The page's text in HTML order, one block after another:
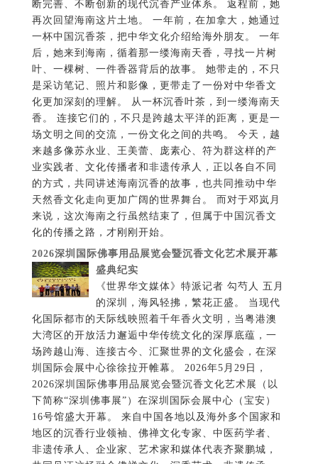
叶、一棵树、一件香器背后的故事。 她带走的，不只
是采访笔记、照片和影像，更带走了一份对中华香文
化更加深刻的理解。 从一杯沉香叶茶，到一缕海南天
香。 连接它们的，不只是跨越太平洋的距离，更是一
场文明之间的交流，一份文化之间的共鸣。 今天，越
来越多像苏永业、王美蕾、庞素心、符为群这样的产
业实践者、文化传播者和非遗传承人，正以各自不同
的方式，共同讲述海南沉香的故事，也共同推动中华
天然香文化走向更加广阔的世界舞台。 而对于邓岚月
来说，这次海南之行虽然结束了，但属于中国沉香文
化的传播之路，才刚刚开始。
2026深圳国际佛事用品展览会暨沉香文化艺术展开幕
盛典纪实
《世界华文媒体》特派记者 勾芍人 五月的深圳，海风轻拂，繁花正盛。 当现代化国际都市的天际线映照着千年香火文明，当粤港澳大湾区的开放活力邂逅中华传统文化的深厚底蕴，一场跨越山海、连接古今、汇聚世界的文化盛会，在深圳国际会展中心徐徐拉开帷幕。 2026年5月29日，2026深圳国际佛事用品展览会暨沉香文化艺术展（以下简称“深圳佛事展”）在深圳国际会展中心（宝安）16号馆盛大开幕。 来自中国各地以及海外多个国家和地区的沉香行业领袖、佛禅文化专家、中医药学者、非遗传承人、企业家、艺术家和媒体代表齐聚鹏城，共同见证这场融合佛禅文化、沉香艺术、非遗传承、大健康产业与国际文化交流的盛会启幕。 这不仅是一场展览。更是一场关于文化、艺术、产业与精神世界的深度对话。 群贤毕至 共赴香约 早在开幕前一天，深圳便已沉浸在浓厚的文化氛围之中。 5月28日晚，大会欢迎晚宴隆重举行。来自全国各地的沉香协会负责人、行业专家、企业代表和特邀嘉宾齐聚一堂，在温馨而热烈的氛围中，共话行业发展、共叙文化传承。 深圳佛事展组委会执行主任、广东清朗文化传播有限公司董事长叶伟雄首先致欢迎辞。他表示，深圳国际佛事用品展览会暨沉香文化艺术展的举办，不仅是行业资源的一次大集结，更是推动中华优秀传统文化创造性转化、创新性发展的重要实践。作为粤港澳大湾区的重要文化交流平台，希望通过展会进一步促进佛禅文化、沉香文化以及相关产业之间的深度融合，让传统文化在新时代焕发新的生机与活力。 随后，茂名市电白区沉香协会会长汪科元发表讲话。作为中国著名沉香产区代表人物之一，汪科元长期致力于沉香产业发展与沉香文化推广。他表示，沉香不仅是一种珍贵的天然资源，更承载着中华民族数千年的文化记忆和精神价值。希望通过本次展会，让更多人了解沉香、认识沉香、爱上沉香，共同推动中国沉香产业高质量发展。 深圳市沉香行业协会会长苏六河在发言中表示，深圳作为改革开放前沿城市和粤港澳大湾区核心引擎，拥有广阔的国际交流平台与市场资源，希望借助深圳佛事展这一窗口，加强全国沉香行业之间的合作交流，推动中国沉香文化走向世界。 小冈香业联合会会长戴瑜表示，小冈香业拥有深厚的制香历史和产业基础，希望通过行业协同发展，共同推动中国香文化和沉香产业迈向更加广阔的国际市场。 东莞市沉香协会荣誉会长尹丰田在讲话中回顾了莞香文化的发展历史，并对中国沉香产业未来发展充满信心。 福建省工艺美术大师闵荣华则从传统工艺美术的角度，分享了文化传承与工艺创新的重要意义。 广州市沉香协会会长周天明在发言中表示，沉香文化不仅是传统文化的重要组成部分，也是中华文明的重要载体。未来，希望与全国同行一道，共同推动沉香文化传播、行业标准建设以及专业人才培养工作。 首届深圳国际佛事用品展览会暨沉香文化艺术展的举办恰逢其时。在中国持续推动文化自信建设、健康中国战略以及国际文化交流不断深化的背景下，沉香文化、佛禅文化以及东方生活美学正迎来新的发展机遇。 大家共同举杯，祝愿大会圆满成功。 这一夜，香韵流转，宾朋满座。这一夜，来自五湖四海的行业同仁因为共同的文化情怀相聚深圳。这一夜，也为第二天即将开启的文化盛宴写下了精彩序章。 禅风沐湾区 香韵润鹏城 5月29日上午。深圳国际会展中心（宝安）16号馆内外人流如织。伴随着庄重而祥和的开幕仪式，2026深圳国际佛事用品展览会暨沉香文化艺术展正式拉开帷幕。来自相关行业协会、企业机构以及国内外媒体的嘉宾共同出席开幕式。现场花团锦簇，香韵萦绕。来自世界各地的参展商与观众穿梭于展馆之间，感受东方文化与现代会展经济交汇所产生的独特魅力。 本届展会由广东省佛教工艺用品行业协会主办，广东清朗文化传播有限公司、香港讯通展览公司承办。世界沉香协会、世界沉香产业联合会协办；茂名市电白区沉香协会、深圳市沉香行业协会、东莞市沉香协会、广州市沉香协会、小冈香业联合会等行业机构联合协办。海外媒体支持单位为世界华文大众传播媒体协会。 展会从5月29日持续至6月1日，为期四天。 作为粤港澳大湾区规模较大的佛禅文化与沉香产业盛会之一，本届展会立足深圳国际化区位优势，汇聚全产业链资源、非遗文化精品以及行业顶尖力量，打造集文化传承、商贸合作、艺术交流与生活美学体验于一体的综合平台。 六大主题展区绽放东方之美 步入展馆，首先映入眼帘的是琳琅满目的佛事用品、沉香精品以及各种充满东方美学气息的文化艺术展品。 本届展会重点围绕佛事用品与沉香艺术两大核心板块，打造六大主题展区。 展品涵盖：佛像佛具、沉香香品、禅茶文创、素食康养、非遗工艺、香道文化。既展现传统工艺的深厚底蕴，也体现现代设计与创新理念。 汇聚来自中国及海外多个国家和地区的参展机构和行业代表。 展馆之内，沉香芬芳弥漫。一件件匠心独运的艺术精品静静陈列。观众在这里不仅能够欣赏工艺之美，更能够感受到中华传统文化所蕴含的精神力量与美学智慧。而最引人注目的国际展区，也正在吸引越来越多观众驻足。 世界佛国相约深圳 国际展团精彩亮相 如果说深圳是一座面向世界的城市，那么本届深圳佛事展，则让世界佛禅文化在这里实现了一次精彩相聚。 随着展馆大门开启，来自不同国家和地区的文化展团纷纷亮相，为观众呈现出一幅跨越国界、跨越民族、跨越文明的东方文化交流长卷。 来自喜马拉雅山脉南麓的尼泊尔展团率先亮相。作为世界著名的“寺庙之国”，尼泊尔拥有悠久而深厚的佛教文化传统。此次参展，尼泊尔展团携当地特色佛教文创产品、手工艺术珍品以及传统工艺作品来到深圳。精美的手工艺品、充满宗教艺术特色的文化藏品以及浓郁的喜马拉雅风情，向观众展示了尼泊尔悠久的佛教文化传统和独特的人文魅力。 展馆内，一件件蕴含宗教艺术特色与民族文化风情的展品吸引众多观众驻足欣赏。通过这些精美作品，人们得以近距离感受喜马拉雅文明所孕育的宁静、祥和与包容精神，也为本届展会增添了浓厚的国际文化交流氛围。 继尼泊尔展团精彩亮相之后，本届展会另一项备受关注的国际文化交流内容，便是以不丹文化馆及不丹皇室文化收藏展品为特色的不丹文化展团亮相深圳佛事展。 不丹文化展团首次亮相中国内地佛事展 来自喜马拉雅山脉深处的幸福国度，以丰富多元的文化展示和独具特色的人文理念，为观众打开了一扇了解不丹历史、艺术与精神世界的窗口。 步入不丹展区，浓郁的喜马拉雅文化气息扑面而来。庄严的唐卡、精美的佛教艺术珍品、神秘的坛城艺术以及传统手工艺作品，共同构成了一幅独具特色的不丹文化画卷。 不丹皇室博物馆专场亮相深圳佛事展 本次展览特别设立“不丹皇室博物馆专场”，多件珍藏级文化艺术展品首次来到深圳展出。其中包括不丹博物馆水晶坛城、不丹皇室唐卡珍藏、喜马拉雅文化艺术精品以及传统宗教艺术收藏品。 这些展品不仅具有独特的艺术价值，也承载着不丹深厚的历史文化底蕴和喜马拉雅文明的精神传统。通过展览展示，观众得以近距离了解不丹丰富的人文历史与喜马拉雅文明的独特魅力。 作为本届深圳佛事展国际文化交流板块的重要组成部分，不丹展团通过文化展示、艺术交流与公益分享等多种形式，向观众展现了喜马拉雅文明独特的人文魅力与精神内涵。 除了珍贵的文化艺术展品之外，不丹展团带来的大型文化艺术展示项目同样成为展会期间的重要亮点。 数千盏明灯点亮鹏城 展会期间，不丹文化馆与百尊艺博馆联合呈现大型文化艺术项目——药师灯供坛城。 随着一盏盏明灯依次点亮，数千盏灯火渐次汇聚成璀璨光海，为展区营造出庄严而祥和的文化氛围。灯光映照之下，整个坛城仿佛化作一片光明世界，为现场增添了浓厚的文化艺术气息。 据介绍，“药师灯供坛城”的设计灵感源于药师佛十二大愿，通过灯光艺术与传统文化相结合的方式，表达对健康、平安、幸福与智慧的美好祝愿。 作为不丹文化馆此次参展的重要展示内容之一，药师灯供坛城不仅展现了喜马拉雅文化艺术特色，也进一步促进了中不两国民间文化交流与相互了解。 佛事展组委会主任叶伟雄（左二）访问不丹文化馆。 幸福国度分享幸福理念 展会期间，不丹皇太后慈善基金会 (The Gyalyum Charitable Trust)支持的机构——丹中基金会（B & C Foundation）代表团来到深圳。不丹皇太后慈善基金会支持机构——丹中基金会理事长、不丹皇太子基金会国际大使黄麟乔（Svara Devi）参与了多项文化交流活动，并在幸福文化分享会上介绍了不丹独具特色的发展理念。 黄麟乔介绍，不丹文化馆于2015年在北京设立，是中国首家不丹文化馆。本次深圳佛事展，不丹文化馆携百尊水晶曼达拉坛城及多项文化艺术展品来到深圳，希望通过文化交流，让更多中国民众了解不丹独特的历史文化与“国民幸福总值（GNH）”理念。 长期以来，不丹以“国民幸福总值（GNH）”闻名于世。相比单纯追求经济增长，不丹更加重视人与自然、人与社会以及人与内心之间的平衡关系。在不丹的发展理念中，生态保护、文化传承、社会和谐与身心灵成长被视为幸福的重要组成部分。 黄麟乔表示，不丹长期坚持生态保护、身心灵教育和社会关怀并重的发展理念，希望通过文化交流，让更多人了解不丹对于幸福、教育、环境与社会责任的思考。她认为，不丹文化所倡导的自然、平衡与内心丰盈，与东方传统文化中“天人合一”“和谐共生”等价值理念具有相通之处。 她同时介绍，丹中基金会长期支持不丹皇太后慈善基金会开展的儿童快乐屋、奖学金计划、女性救助计划以及文化教育项目，希望通过公益与教育推动社会进步，并促进不同国家和地区之间的民间交流与相互了解。 谈及不丹教育时，黄麟乔表示，不丹教育不仅关注知识学习，更重视人格培养与身心灵成长。她特别提到由不丹皇太后慈善基金会推动的“儿童快乐屋”项目，希望为孤儿、单亲家庭儿童及需要帮助的人群提供温暖、正向的成长环境，通过教育、技能培训与人文关怀，帮助他们建立自信、获得希望，并将善意与正能量传递给社会。 她认为，未来教育的发展不仅需要知识与科技的进步，更需要关注人的内心世界、人格养成与精神成长。一个更加温暖、包容和充满关怀的教育体系，将有助于培养具有责任感、同理心和社会担当的新一代公民。 黄麟乔（左一）。 喜马拉雅冥想体验亮相深圳佛事展 除了文化展览之外，不丹展区还特别推出喜马拉雅冥想体验及幸福文化心法分享活动。 活动期间，专业导师带领参与者体验喜马拉雅传统冥想文化。伴随着舒缓的音乐与宁静的氛围，参与者通过静心练习感受内在平和，体验不丹文化中关于专注、自省与身心平衡的理念。 作为本次不丹文化馆展示内容的重要组成部分，喜马拉雅冥想体验与幸福文化分享活动，从文化、教育与精神成长等多个角度，向公众呈现了不丹社会独特的发展理念与人文价值观，也为本届深圳佛事展增添了具有国际特色的文化交流内容。 黄麟乔表示，希望通过此次参展，让更多中国民众了解不丹文化馆、多年来持续开展的中不民间文化交流项目，以及不丹在生态保护、幸福指数、身心灵教育等方面的实践经验，为促进两国人民之间的相互了解与友谊搭建更多交流桥梁。 从不丹皇室博物馆专场、水晶曼达拉坛城、药师灯供坛城，到幸福文化分享会与喜马拉雅冥想体验，不丹展团以丰富而多元的文化内容，向观众展示了喜马拉雅文明独特的精神世界，也为本届深圳佛事展增添了一抹来自“幸福国度”的宁静与智慧。 东方文明在深圳相遇 从尼泊尔到不丹，从喜马拉雅雪山到南海之滨，本届深圳佛事展不仅是一场行业展览，更是一场跨越国界与文明的文化盛会。 来自不同国家和地区的文化在这里相互欣赏、彼此借鉴；来自不同背景的人们因共同的文化情怀而相聚，共同书写文明交流互鉴的新篇章。 在这里，唐卡与水墨相映成趣，沉香与禅茶相伴生辉；来自喜马拉雅的智慧与东方香文化的传承交汇融合，共同展现出亚洲文明多元而包容的精神气质。 深圳，正以其开放包容的城市气质和国际化视野，为这种跨越山海的文化对话提供广阔舞台。 当世界佛国遇见中国湾区，当千年文明对话现代都市，当传统智慧拥抱时代创新，一幅连接历史与未来、中国与世界的文化画卷正在徐徐展开。 而属于东方文化的新篇章，也正在深圳这座充满活力与创造力的城市里悄然书写。 数字科技与东方禅意交融 《缘起性空》开启全新艺术表达 当传统文化遇见数字科技，当千年禅意融入现代光影艺术，一场跨越时空的文化表达正在深圳佛事展精彩呈现。 作为本届展会的重要创新内容之一，数字造像艺术家黄翊携沉浸式数字艺术作品《缘起性空》亮相展会，为观众带来融合东方哲学、数字科技与艺术美学的全新体验。 《缘起性空》以佛教哲学思想为创作灵感，通过数字影像、光影变化和空间艺术的综合呈现，将“缘起”“无常”“空性”等东方智慧转化为可感知、可体验的视觉艺术语言。 在光影流转之间，观众仿佛置身于一个充满东方哲思与未来科技交织的空间之中，感受传统文化在数字时代焕发出的崭新生命力。 本届展会通过数字艺术形式探索传统文化传播的新路径，也为佛禅文化、沉香文化与现代科技融合提供了新的思考方向。 茶香入禅 一席清茶品味东方智慧 香与茶，自古便是中国传统文化中的重要组成部分。本届深圳佛事展期间，多场禅修茶道活动同步举行，为观众带来一场充满东方雅韵的文化体验。在展馆内专门设置的茶文化体验区域，一席席茶席静静铺陈，茶香氤氲，琴音悠远。茶艺师以传统礼仪演绎中国茶文化精髓，通过温杯、投茶、冲泡、奉茶等环节，展现“禅茶一味”的文化内涵。来自各地的观众在品茗过程中感受茶文化所蕴含的宁静与从容。 一盏清茶之间，不仅传递着中国传统礼仪文化，也让人们在繁忙的都市生活中获得片刻宁静。 号印茶会亮相深圳 共品岁月茶香 展会期间，由东莞茶促会联合主办方策划举办的“号印茶会”成为文化活动的重要组成部分。活动以茶为媒，以禅为魂，通过展示中国传统茶文化与东方生活美学，为参会嘉宾和观众搭建交流平台。来自各地的茶文化爱好者、行业代表及企业负责人相聚一堂，共同感受中国茶文化的独特魅力。在茶香与沉香交织的氛围之中，人们不仅品味茶汤滋味，也体验东方文化所倡导的和谐、宁静与包容。茶与香，在这一刻成为连接传统与现代、连接文化与生活的重要纽带。 元亨花道绽放东方美学 除了茶文化展示之外，本届展会还呈现了丰富的禅艺文化展演活动。由徐国玺创立的元亨花道成为展会期间备受关注的文化项目之一。元亨花道融合《易经》哲学思想与东方禅意美学，通过花艺创作表达人与自然和谐共生的理念。花道作品以自然为师，以心为本，通过花材组合、空间布局和色彩搭配，展现东方文化中的平衡之美、自然之美与生命之美。 活动现场展示了多个花道艺术作品，同时也向观众介绍花道文化的发展历程与艺术理念。 一花一世界，一叶一菩提。花艺与禅意相互交融，为展会增添浓厚的人文气息。 书画、香道与非遗文化共绘东方画卷 在禅艺文化展演区域，多项传统文化项目同步亮相。禅意书画展区集中展示了多位艺术家的作品，通过书法与绘画展现中华传统文化中的精神世界与审美意境。笔墨之间，山水、禅境与自然相映成趣。观众在欣赏作品的同时，也能够感受到中国传统文化所强调的天人合一、和谐共生的哲学思想。 香道文化展示同样吸引众多参观者关注。香师现场展示传统香道礼仪，通过理香、焚香、品香等环节，介绍中国香文化的发展历史与精神内涵。沉香、檀香以及多种天然香材在展会现场呈现出丰富多彩的文化魅力。与此同时，中国非遗香云纱特色展区和西藏唐卡非遗特展也吸引了大量观众参观。香云纱作为国家级非物质文化遗产，以独特天然染整工艺和岭南文化特色闻名。西藏唐卡则通过矿物颜料绘制和精湛工艺，展现藏地文化艺术传统。这些非遗项目共同构成了本届展会丰富多彩的文化展示内容。 非遗沉香健康养生讲座与世界沉香会长圆桌论坛分别举行 5月29日开始，本届展会的重要活动之一——沉香健康养生讲座与世界沉香会长圆桌论坛分别举行。 这些系列讲座和圆桌论坛由茂名市电白区沉香协会会长、中医师汪科元总主持。来自沉香产业、中医药领域以及文化界的专家学者围绕沉香文化、产业发展与健康应用等议题展开交流。 汪科元。 广州中医药大学余瑾教授发表题为《从“器物供养”到“心能供养”，开启佛事产业深度价值时代》的主题演讲。 余瑾教授从中华传统文化视角出发，探讨佛事文化在新时代背景下的发展方向以及文化价值的深层延伸。 余瑾。 广东省自然医学研究会艺术治疗与心身康复专业委员会主任委员鲁新华教授发表《非遗沉香灸艺术疗愈师职业认证考取与沉香产业未来发展》专题演讲。 鲁新华教授结合大健康产业发展趋势，对沉香灸疗技术推广、人才培养及职业认证体系建设进行了深入分析。 鲁新华。 世界中医药学会联合会沉香产业分会副会长、中医学博士滕红丽发表《沉香中成药及临床应用研究》专题报告。滕红丽博士结合多年临床研究经验，介绍沉香在中医药领域的应用成果及未来发展方向。 聚焦产业未来 共话世界沉香发展新机遇 在文化展示与艺术交流之外，产业发展始终是本届深圳佛事展的重要主题。 5月29日，两场高规格行业圆桌论坛相继举行。来自中国及海外多个国家和地区的行业协会负责人、专家学者和企业代表齐聚一堂，共同探讨沉香产业未来发展方向。 作为论坛的重要组成部分，第一场会长圆桌会议以《世界沉香产业发展和标准化》为主题举行。论坛由小冈香业联合会会长戴瑜主持。围绕全球沉香产业发展趋势、国际市场合作、行业标准建设以及产业规范化发展等议题，与会嘉宾展开深入交流。 参加论坛的嘉宾包括： 广州市沉香协会会长周天明； 马来西亚国际沉香总工商会副会长孙国权； 福建省燃香类产业标准化技术委员会委员黄昱； 三亚国际头斗香大会执行主席张竑； 广西沉香协会会长韦志雄； 大南药供应链（广东）有限公司CEO魏振祥。 论坛现场，嘉宾们分别结合各自地区产业发展情况与行业实践经验，就沉香资源保护、产品质量管理、国际市场合作以及行业标准体系建设等问题进行了交流。随着全球天然香文化影响力不断扩大，沉香产业正在从传统原料贸易逐步向文化产业、大健康产业以及国际消费市场延伸。如何建立更加科学、规范、国际化的发展体系，成为行业共同关注的重要课题。 戴瑜在发言中介绍了世界沉香协会（World Agarwood Association，WAA）和世界沉香产业联合会（World Agarwood Industry Federation，WAIF）的最新发展情况。他表示，两个国际性行业组织已完成加拿大联邦注册，未来将以国际非营利行业组织形式，积极推动全球沉香产业交流合作，并与亚洲、中东、欧洲及北美等地区相关行业机构建立联系，希望逐步搭建具有国际代表性的全球沉香产业合作平台。 戴瑜同时介绍了《沉香世界》（AgarwoodWorld.com）中文电子商城和《世界沉香》（WorldAgarwood.com）英文电子商城的建设规划。他表示，两个平台未来将分别面向中国市场和国际市场，推动中国沉香品牌、天然香消费品以及中华香文化通过数字化平台走向更广阔的国际市场。 他强调，平台将为行业提供国际推广、市场拓展、资源对接以及跨境电子商务服务，帮助更多沉香企业融入全球市场体系。 戴瑜认为，未来全球沉香产业的发展方向不仅是原材料贸易，更将逐步向天然香消费品、国际品牌建设、电子商务、文化传播以及全球消费市场延伸。加强国际合作、推动行业标准建设、提升品牌影响力，将成为未来全球沉香产业发展的重要方向。 佛教文化用品与沉香艺术融合发展成为热点话题 随后举行的第二场会长圆桌会议以《佛教文化用品与沉香文化艺术品融合发展前景》为主题。 论坛由深圳市沉香行业协会会长苏六河主持。参加论坛的嘉宾包括： 东莞市沉香文化研究院院长刘建中 惠东县沉香协会会长周富友 小冈香业联合会会长戴瑜 贵州省传习沉香研究院院长况文猛 深圳市沉香文化研究会会长张展茂 马来西亚沉香养生协会总会长陈劲锭 与会嘉宾围绕佛教文化用品、沉香文化艺术品、大健康产业以及文旅产业融合发展等议题展开讨论。近年来，随着消费者对传统文化和东方生活方式关注度不断提升，沉香文化已逐渐从传统收藏领域延伸至香道体验、文化旅游、艺术创作、健康养生以及国际文化交流等多个领域。论坛认为，未来沉香产业的发展不仅需要优质产品支撑，更需要文化价值的深度挖掘与传播。当文化、艺术、科技和产业深度融合，沉香所承载的东方智慧将拥有更加广阔的发展空间。 专题讲座和论坛现场气氛庄重而务实。来自全国各地的协会负责人、企业代表和专家学者围绕沉香文化传承、产业创新和健康产业融合等议题展开交流。 讲座和论坛嘉宾合影。 周天明：三十年寻香问道 推动中国沉香文化传播 在本届展会上，广州市沉香协会会长周天明带来的沉香产品和沉香鉴别课程受到广泛关注。周天明也是本届深圳佛事展沉香文化展示与行业交流活动的重要参与者之一。 周天明（左二）。 作为中国沉香行业长期从事沉香鉴定、文化研究和人才培养工作的代表人物之一，周天明长期致力于沉香文化研究、行业标准建设和专业人才培养工作。2023年9月，周天明被中国传统文化促进会授予沉香鉴别、沉香文化及沉香有序产品研发领域高级专家称号。 他同时担任国家林业和草原局沉香产业国家创新联盟常务理事单位成员，并参与中华人民共和国林业行业《沉香质量分级》《沉香栽培和人工结香取香技术规程》等标准制定工作，同时参与《沉香叶茶》团体标准制定。 自2003年开始，周天明深入莞香系、惠安系、星洲系等主要沉香产区开展考察研究，积累了丰富的沉香鉴别与市场实践经验。2013年出版《话说沉香》一书，在行业内产生广泛影响。其撰写的《真假沉香鉴别法》曾被《参考消息》《南方日报》《广州日报》《羊城晚报》《南方都市报》《新快报》等媒体刊载，为沉香知识普及发挥积极作用。2014年，周天明受邀前往清华大学深圳研究生院讲授沉香专业课程。多年来，他长期通过媒体平台传播香文化理念，提出“欲习香，须先懂香”“香文化就是健康文化”“香道是艺术，鉴别沉香靠技术”等观点，在业内具有广泛影响。 2013年3月，周天明发起成立广州市沉香协会，并当选首任会长。 此后，他还担任中国沉香鉴定评估中心副主任、澳门沉香行业协会高级顾问、广东省香文化协会常务副会长、海南省沉香产业协会高级顾问等多个社会职务。在人才培养方面，2015年，周天明牵头制定《沉香鉴别师》职业能力培训国家标准，并主编《沉香鉴别师》《高级沉香鉴别师》等教材。截至目前，已培养数十位行业协会负责人和数万名沉香鉴别专业人才。近三十年来，周天明持续开展沉香理论研究，并提出沉香具有平行有序能量场等相关学术观点，推动沉香文化研究不断深入发展。 医香融合 非遗沉香灸疗走进大众生活 在本届深圳佛事展丰富多彩的活动体系中，非遗沉香灸艺术疗愈与养生实操活动成为备受关注的重要内容之一。 随着中医药文化、大健康产业以及传统疗愈方式受到越来越多关注，沉香灸作为融合沉香文化与中医养生智慧的重要实践，正在被更多人所了解和接受。 展会期间举行了“非遗沉香灸艺术疗愈与养生实操、义诊及免费体验活动”。活动邀请广东省中医院教授、中医学博士滕红丽，世界中医药学会联合会脉象分会理事蔡诚香、非遗沉香灸艺术疗愈师导师，以及非遗沉香灸艺术疗愈师项目负责人陆心怡担任主讲及实操嘉宾。 活动现场，专家们围绕沉香在传统中医药中的应用、沉香灸疗的理论基础以及现代健康管理中的应用前景进行了讲解。与此同时，观众还可以近距离体验沉香灸疗的实际操作过程，进一步了解沉香文化与中医药文化融合发展的实践成果。 近年来，随着人们对健康生活方式的关注不断提升，沉香已经不仅仅是一种传统香材，更逐渐成为大健康产业的重要组成部分。从香文化体验到康养产品开发，从传统香道到现代疗愈空间建设，沉香产业正在不断拓展新的应用领域。此次非遗沉香灸疗活动的举办，也成为本届展会推动文化传承与健康产业融合发展的重要体现。 中国主要沉香产区精品荟萃 本届深圳佛事展同时汇聚了来自中国主要沉香产区的大量企业和品牌。 来自广东电白、深圳、东莞、广州、广西、海南、福建等地区的沉香产品集中亮相。 从沉香原材、香品、工艺品到香文化衍生产品，展现出中国沉香产业近年来的发展成果。 茂名市电白区沉香协会会长汪科元带来的沉香山集团系列产品，展示了电白作为“中国沉香之乡”的产业特色。 广州市沉香协会会长周天明带来的沉香产品与课程体系，则体现了沉香文化传播与教育推广的新方向。 各地企业纷纷通过产品展示、文化交流和产业对接，寻找新的合作机会。 展会不仅成为展示平台，也成为促进产业合作的重要纽带。 沉香山。 粤观山。